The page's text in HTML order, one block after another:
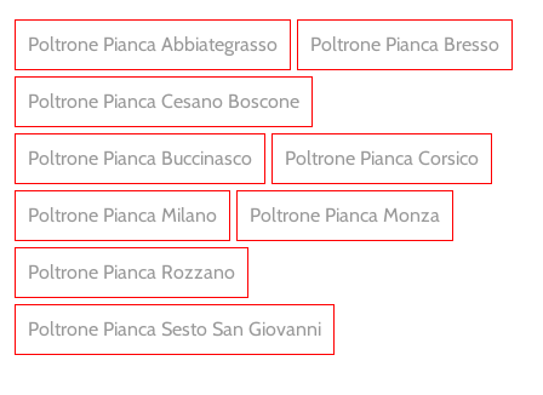
Poltrone Pianca Abbiategrasso Poltrone Pianca Bresso
Poltrone Pianca Cesano Boscone
Poltrone Pianca Buccinasco Poltrone Pianca Corsico
Poltrone Pianca Milano Poltrone Pianca Monza
Poltrone Pianca Rozzano
Poltrone Pianca Sesto San Giovanni